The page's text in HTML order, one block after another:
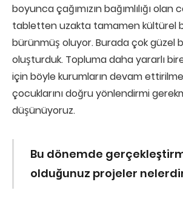
boyunca çağımızın bağımlılığı
tabletten uzakta tamamen kültürel
bürünmüş oluyor. Burada çok güzel
oluşturduk. Topluma daha yararlı
için böyle kurumların devam
çocuklarını doğru yönlendirmi
düşünüyoruz.
Bu dönemde
olduğunuz projeler